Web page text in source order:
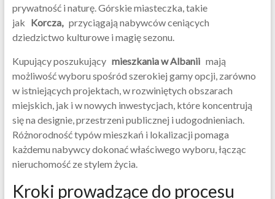
prywatność i naturę. Górskie miasteczka, takie
jak Korcza, przyciągają nabywców ceniących
dziedzictwo kulturowe i magię sezonu.
Kupujący poszukujący mieszkania w Albaniimają
możliwość wyboru spośród szerokiej gamy opcji, zarówno
w istniejących projektach, w rozwiniętych obszarach
miejskich, jak i w nowych inwestycjach, które koncentrują
się na designie, przestrzeni publicznej i udogodnieniach.
Różnorodność typów mieszkań i lokalizacji pomaga
każdemu nabywcy dokonać właściwego wyboru, łącząc
nieruchomość ze stylem życia.
Kroki prowadzące do procesu